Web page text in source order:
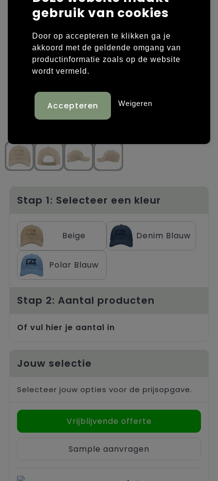
Laptop hoezen en tassen
Overige tassen
Papieren tassen
Reistassen
Schoudertassen
Tassen voor sport
Trolleys
Overige kleding
Polo's
Sweaters bedrukken
Vesten bedrukken
Stap 1: Selecteer een kleur
Beige Denim Blauw
Polar Blauw
Stap 2: Aantal producten
Of vul hier je aantal in
Jouw selectie
Selecteer jouw opties voor de prijsopgave.
Vrijblijvende offerte
Sample aanvragen
gebruik van cookies
Door op accepteren te klikken ga je
akkoord met de geldende omgang van
productinformatie zoals op de website
wordt vermeld.
Weigeren